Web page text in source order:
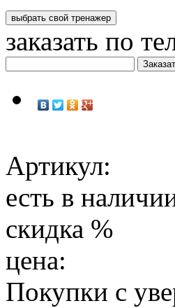
заказать по
Артикул:
есть в
скидка %
цена:
Покупки с